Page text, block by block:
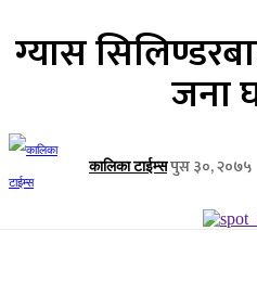
ग्यास
जना
कालिका टाईम्सपुस ३०, २०७५